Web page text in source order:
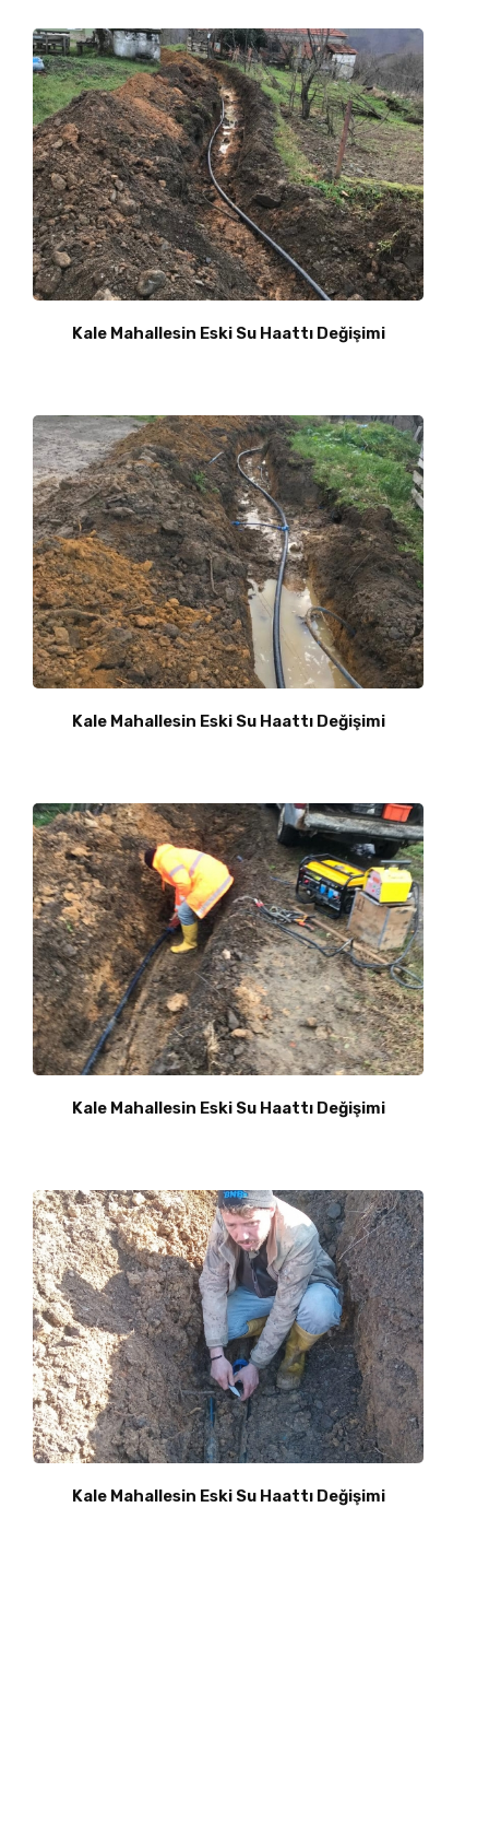
Kale Mahallesin Eski Su Haattı Değişimi
Kale Mahallesin Eski Su Haattı Değişimi
Kale Mahallesin Eski Su Haattı Değişimi
Kale Mahallesin Eski Su Haattı Değişimi